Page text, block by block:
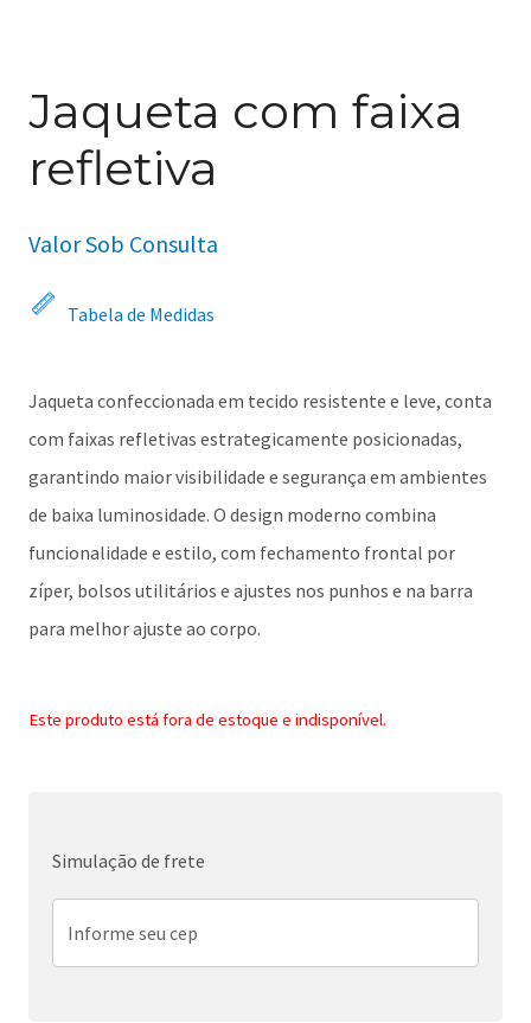
Jaqueta com faixa
refletiva
Valor Sob Consulta
Tabela de Medidas
Jaqueta confeccionada em tecido resistente e leve, conta
com faixas refletivas estrategicamente posicionadas,
garantindo maior visibilidade e segurança em ambientes
de baixa luminosidade. O design moderno combina
funcionalidade e estilo, com fechamento frontal por
zíper, bolsos utilitários e ajustes nos punhos e na barra
para melhor ajuste ao corpo.
Este produto está fora de estoque e indisponível.
Simulação de frete